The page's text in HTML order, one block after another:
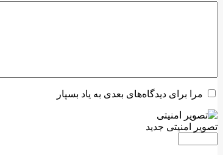
مرا برای دیدگاه‌های بعدی به یاد بسپار
تصویر امنیتی جدید